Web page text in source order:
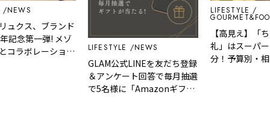
クス、ブランド
念第一弾! メゾ
ラボレーション
LIFESTYLE NEWS
GLAM公式LINEを友だち登録
＆アンケート回答で毎月抽選
で5名様に「Amazonギフト
LIFESTYLE
GOURMET&FOOD
【高見え】「ち
礼」はスーパー
分！予算別・相